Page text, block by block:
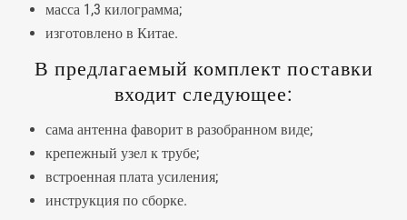
масса 1,3 килограмма;
изготовлено в Китае.
В предлагаемый комплект поставки
входит следующее:
сама антенна фаворит в разобранном виде;
крепежный узел к трубе;
встроенная плата усиления;
инструкция по сборке.